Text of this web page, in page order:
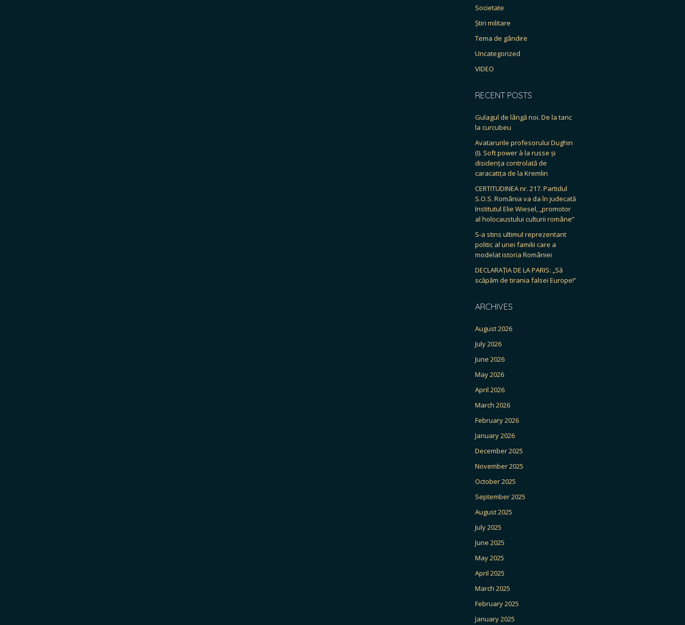
Societate
Știri militare
Tema de gândire
Uncategorized
VIDEO
RECENT POSTS
Gulagul de lângă noi. De la tanc
la curcubeu
Avatarurile profesorului Dughin
(I). Soft power à la russe și
disidența controlată de
caracatița de la Kremlin
CERTITUDINEA nr. 217. Partidul
S.O.S. România va da în judecată
Institutul Elie Wiesel, „promotor
al holocaustului culturii române”
S-a stins ultimul reprezentant
politic al unei familii care a
modelat istoria României
DECLARAȚIA DE LA PARIS: „Să
scăpăm de tirania falsei Europe!”
ARCHIVES
August 2026
July 2026
June 2026
May 2026
April 2026
March 2026
February 2026
January 2026
December 2025
November 2025
October 2025
September 2025
August 2025
July 2025
June 2025
May 2025
April 2025
March 2025
February 2025
January 2025